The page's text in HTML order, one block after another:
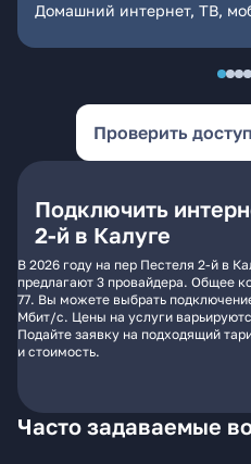
Домашний интернет, ТВ,
Проверить
Подключить
2-й в Калуге
В 2026 году на пер Пестеля 2-й в
предлагают 3 провайдера. Общее
77. Вы можете выбрать
Мбит/с. Цены на услуги
Подайте заявку на подходящий
и стоимость.
Часто задаваемые